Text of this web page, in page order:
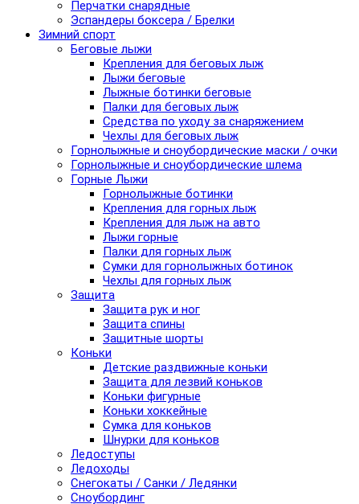
Перчатки снарядные
Эспандеры боксера / Брелки
Зимний спорт
Беговые лыжи
Крепления для беговых лыж
Лыжи беговые
Лыжные ботинки беговые
Палки для беговых лыж
Средства по уходу за снаряжением
Чехлы для беговых лыж
Горнолыжные и сноубордические маски / очки
Горнолыжные и сноубордические шлема
Горные Лыжи
Горнолыжные ботинки
Крепления для горных лыж
Крепления для лыж на авто
Лыжи горные
Палки для горных лыж
Сумки для горнолыжных ботинок
Чехлы для горных лыж
Защита
Защита рук и ног
Защита спины
Защитные шорты
Коньки
Детские раздвижные коньки
Защита для лезвий коньков
Коньки фигурные
Коньки хоккейные
Сумка для коньков
Шнурки для коньков
Ледоступы
Ледоходы
Снегокаты / Санки / Ледянки
Сноубординг